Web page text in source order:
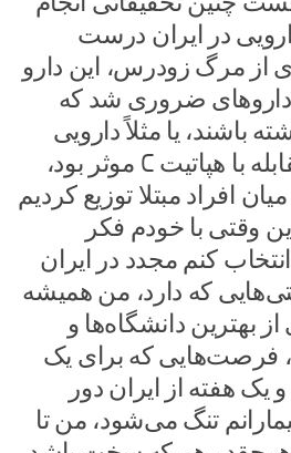
در ایران درست
از مرگ زودرس، این دارو
ضروری شد که
باشند، یا مثلاً دارویی
درست کردیم که مقابله با هپاتیت C موثر بود،
افراد مبتلا توزیع کردیم
وقتی با خودم فکر
کنم مجدد در ایران
که دارد، من همیشه
بهترین دانشگاه‌ها و
فرصت‌هایی که برای یک
هفته از ایران دور
تنگ می‌شود، من تا